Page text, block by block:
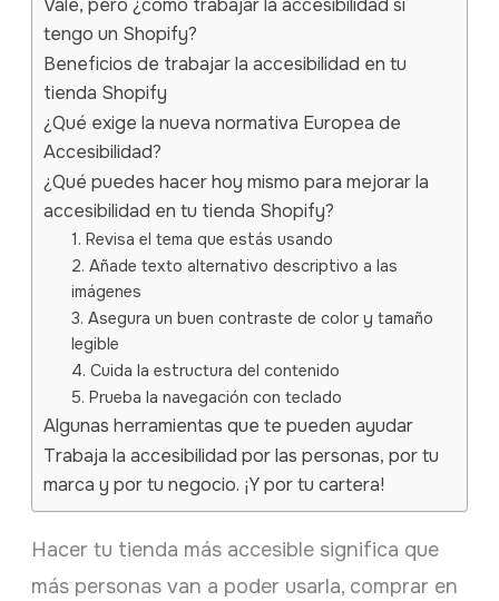
Vale, pero ¿cómo trabajar la accesibilidad si
tengo un Shopify?
Beneficios de trabajar la accesibilidad en tu
tienda Shopify
¿Qué exige la nueva normativa Europea de
Accesibilidad?
¿Qué puedes hacer hoy mismo para mejorar la
accesibilidad en tu tienda Shopify?
1. Revisa el tema que estás usando
2. Añade texto alternativo descriptivo a las
imágenes
3. Asegura un buen contraste de color y tamaño
legible
4. Cuida la estructura del contenido
5. Prueba la navegación con teclado
Algunas herramientas que te pueden ayudar
Trabaja la accesibilidad por las personas, por tu
marca y por tu negocio. ¡Y por tu cartera!
Hacer tu tienda más accesible significa que
más personas van a poder usarla, comprar en